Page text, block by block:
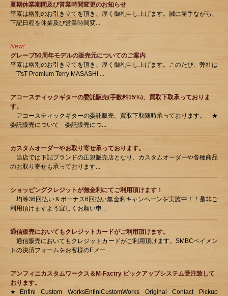
夏期休業期間及び営業時間変更のお知らせ
平素は格別のお引き立てを頂き、厚く御礼申し上げます。誠に勝手ながら、
下記日程を休業及び営業時間変...
New!
グレープ50周年モデルの販売元についてのご案内
平素は格別のお引き立てを頂き、厚く御礼申し上げます。このたび、弊社は
「T'sT Premium Terry MASASHI ...
アコースティックギターの委託販売(手数料15%)、買取下取承っておりま
す。
アコースティックギターの委託販売、買取下取随時承っております。 ★
委託販売について 委託販売につ...
カスタムオーダーやお取り寄せ承っております。
当店では下記ブランドの正規販売店となり、カスタムオーダーや各種商品
のお取り寄せも承っております...
ショッピングクレジットが無金利にてご利用頂けます！
均等36回払い＆ボーナス6回払い無金利キャンペーンを実施中！！是非ご
利用頂けますよう宜しくお願い申...
通信販売においてもクレジットカードがご利用頂けます。
通信販売においてもクレジットカードがご利用頂けます。SMBCペイメン
トの決済フォームをお客様のEメー...
アンフィニカスタムワークス＆M-Factry ピックアップシステム受注致して
おります。
★Enfini Custom WorksEnfiniCustomWorks Original Contact Pickup